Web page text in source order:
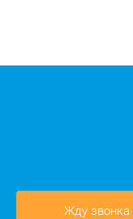
Жду звонка